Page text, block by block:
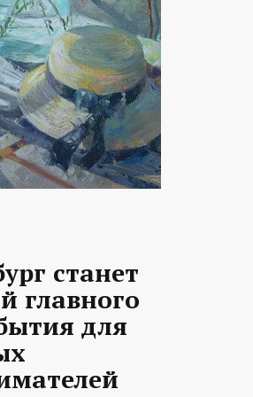
станет
главного
для